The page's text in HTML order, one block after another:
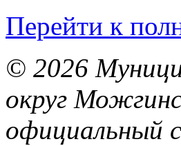
Перейти к
© 2026
округ
официальный